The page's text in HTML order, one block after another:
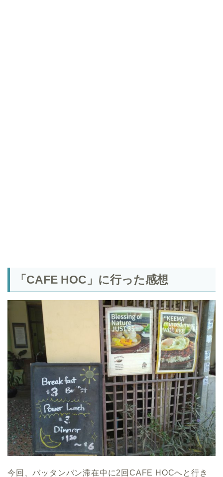
「CAFE HOC」に行った感想
今回、バッタンバン滞在中に2回CAFE HOCへと行き